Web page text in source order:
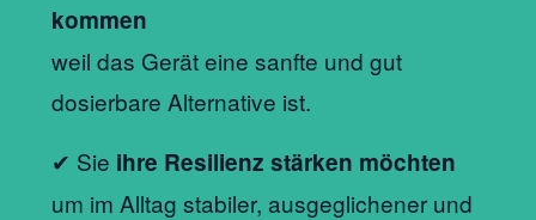
kommen
weil das Gerät eine sanfte und gut
dosierbare Alternative ist.
✔ Sie ihre Resilienz stärken möchten
um im Alltag stabiler, ausgeglichener und